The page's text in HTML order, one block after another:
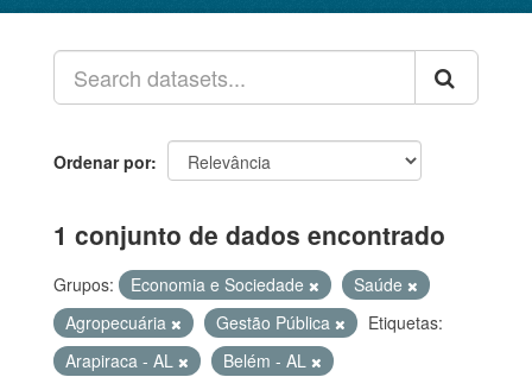
Ordenar por
1 conjunto de dados encontrado
Grupos: Economia e Sociedade
Saúde
Agropecuária
Gestão Pública
Etiquetas:
Arapiraca - AL
Belém - AL